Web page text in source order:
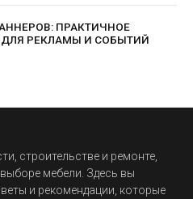
ПРАКТИЧНОЕ
РЕКЛАМЫ И СОБЫТИЙ
строительстве и ремонте,
мебели. Здесь вы
и рекомендации, которые